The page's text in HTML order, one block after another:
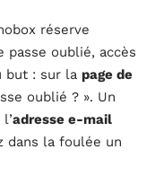
réserve
passe oublié, accès
but : sur la page de
oublié ? ». Un
adresse e-mail
dans la foulée un